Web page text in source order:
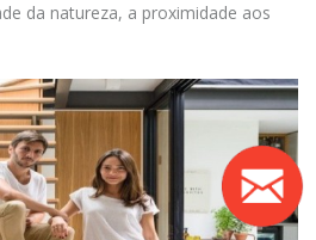
da natureza, a proximidade aos